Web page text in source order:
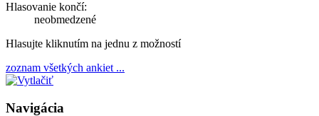
Hlasovanie končí:
neobmedzené
Hlasujte kliknutím na jednu z možností
zoznam všetkých ankiet ...
Navigácia